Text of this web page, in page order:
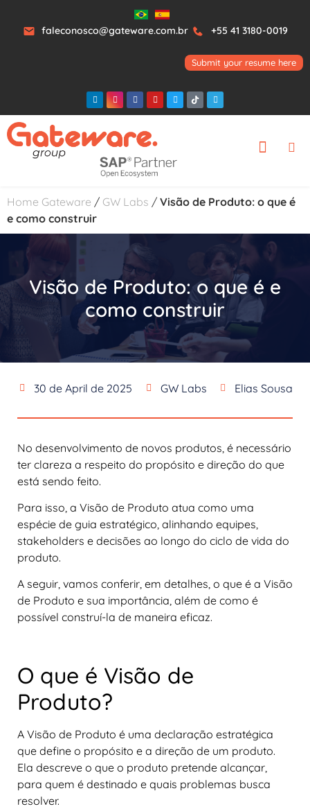
faleconosco@gateware.com.br +55 41 3180-0019
Submit your resume here
Home Gateware / GW Labs / Visão de Produto: o que é
e como construir
Visão de Produto: o que é e
como construir
30 de April de 2025 GW Labs Elias Sousa
No desenvolvimento de novos produtos, é necessário
ter clareza a respeito do propósito e direção do que
está sendo feito.
Para isso, a Visão de Produto atua como uma
espécie de guia estratégico, alinhando equipes,
stakeholders e decisões ao longo do ciclo de vida do
produto.
A seguir, vamos conferir, em detalhes, o que é a Visão
de Produto e sua importância, além de como é
possível construí-la de maneira eficaz.
O que é Visão de
Produto?
A Visão de Produto é uma declaração estratégica
que define o propósito e a direção de um produto.
Ela descreve o que o produto pretende alcançar,
para quem é destinado e quais problemas busca
resolver.